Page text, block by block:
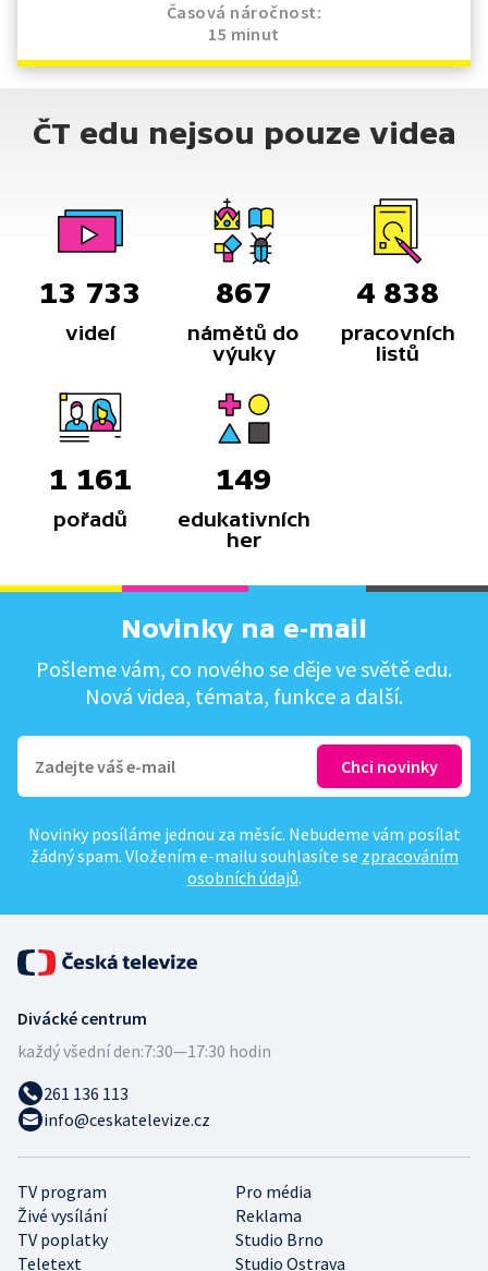
Časová náročnost:
15 minut
ČT edu nejsou pouze videa
13 733
videí
867
námětů do
výuky
4 838
pracovních
listů
1 161
pořadů
149
edukativních
her
Novinky na e-mail
Pošleme vám, co nového se děje ve světě edu.
Nová videa, témata, funkce a další.
Novinky posíláme jednou za měsíc. Nebudeme vám posílat
žádný spam. Vložením e-mailu souhlasíte se zpracováním
osobních údajů.